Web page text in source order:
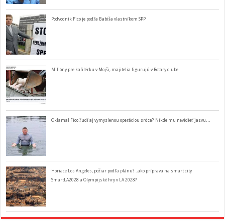
Podvodník Fico je podľa Babiša vlastníkom SPP
Milióny pre kafilérku v Mojši, majitelia figurujú v Rotary clube
Oklamal Fico ľudí aj vymyslenou operáciou srdca? Nikde mu nevidieť jazvu…
Horiace Los Angeles, požiar podľa plánu? ..ako príprava na smart city
SmartLA2028 a Olympijské hry v LA 2028?